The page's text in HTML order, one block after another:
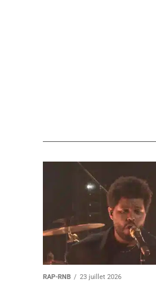
RAP-RNB 23 juillet 2026